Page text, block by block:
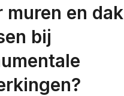
muren en dak
bij